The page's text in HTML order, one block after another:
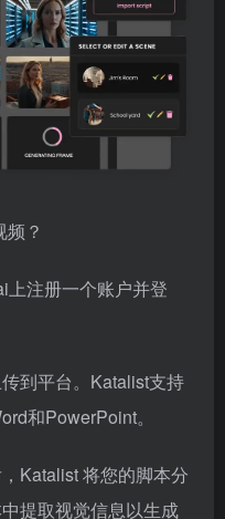
？
注册一个账户并登
到平台。Katalist支持
和PowerPoint。
Katalist 将您的脚本分
提取视觉信息以生成